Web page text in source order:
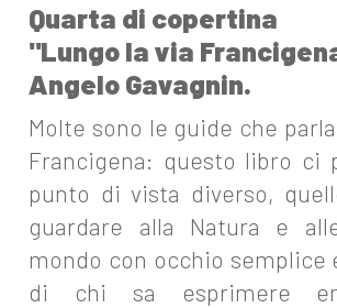
Quarta di copertina
"Lungo la via
Angelo Gavagnin.
Molte sono le guide che
Francigena: questo libro ci
punto di vista diverso,
guardare alla Natura e
mondo con occhio semplice
di chi sa esprimere